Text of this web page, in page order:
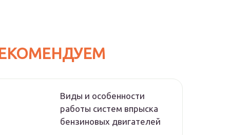
Виды и особенности
работы систем впрыска
бензиновых двигателей